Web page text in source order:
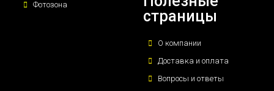
Фотозона
страницы
О компании
Доставка и оплата
Вопросы и ответы